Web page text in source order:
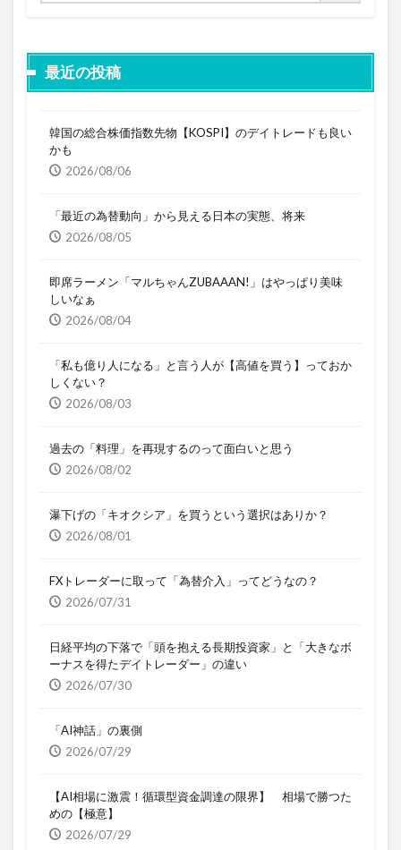
最近の投稿
韓国の総合株価指数先物【KOSPI】のデイトレードも良い
かも
2026/08/06
「最近の為替動向」から見える日本の実態、将来
2026/08/05
即席ラーメン「マルちゃんZUBAAAN!」はやっぱり美味
しいなぁ
2026/08/04
「私も億り人になる」と言う人が【高値を買う】っておか
しくない？
2026/08/03
過去の「料理」を再現するのって面白いと思う
2026/08/02
瀑下げの「キオクシア」を買うという選択はありか？
2026/08/01
FXトレーダーに取って「為替介入」ってどうなの？
2026/07/31
日経平均の下落で「頭を抱える長期投資家」と「大きなボ
ーナスを得たデイトレーダー」の違い
2026/07/30
「AI神話」の裏側
2026/07/29
【AI相場に激震！循環型資金調達の限界】 相場で勝つた
めの【極意】
2026/07/29